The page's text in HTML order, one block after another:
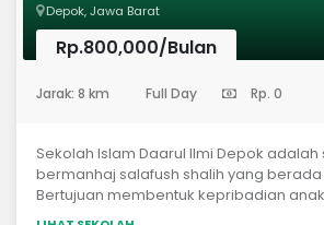
Depok, Jawa Barat
Rp.800,000/Bulan
Jarak: 8 km Full Day Rp. 0
Sekolah Islam Daarul Ilmi Depok
bermanhaj salafush shalih yang berada
Bertujuan membentuk kepribadian
beraqidah shahih dengan pembiasaan